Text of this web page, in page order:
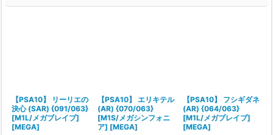
【PSA10】 リーリエの
決心 (SAR) {091/063}
[M1L/メガブレイブ]
[MEGA]
【PSA10】 エリキテル
(AR) {070/063}
[M1S/メガシンフォニ
ア] [MEGA]
【PSA10】 フシギダネ
(AR) {064/063}
[M1L/メガブレイブ]
[MEGA]